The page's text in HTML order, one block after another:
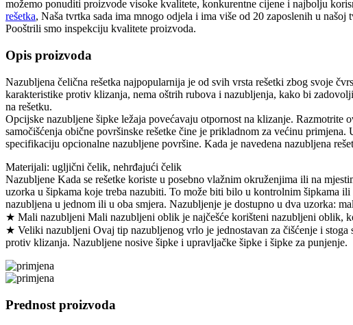
možemo ponuditi proizvode visoke kvalitete, konkurentne cijene i najbolju
rešetka, Naša tvrtka sada ima mnogo odjela i ima više od 20 zaposlenih u
Pooštrili smo inspekciju kvalitete proizvoda.
Opis proizvoda
Nazubljena čelična rešetka najpopularnija je od svih vrsta rešetki zbog svoje
karakteristike protiv klizanja, nema oštrih rubova i nazubljenja, kako bi
na rešetku.
Opcijske nazubljene šipke ležaja povećavaju otpornost na klizanje.
samočišćenja obične površinske rešetke čine je prikladnom za većinu
specifikaciju opcionalne nazubljene površine. Kada je navedena nazubljena
Materijali: ugljični čelik, nehrđajući čelik
Nazubljene Kada se rešetke koriste u posebno vlažnim okruženjima ili na
uzorka u šipkama koje treba nazubiti. To može biti bilo u kontrolnim šipkama
nazubljena u jednom ili u oba smjera. Nazubljenje je dostupno u dva uzorka:
★ Mali nazubljeni Mali nazubljeni oblik je najčešće korišteni nazubljeni oblik,
★ Veliki nazubljeni Ovaj tip nazubljenog vrlo je jednostavan za čišćenje i
protiv klizanja. Nazubljene nosive šipke i upravljačke šipke i šipke za punjenje.
Prednost proizvoda